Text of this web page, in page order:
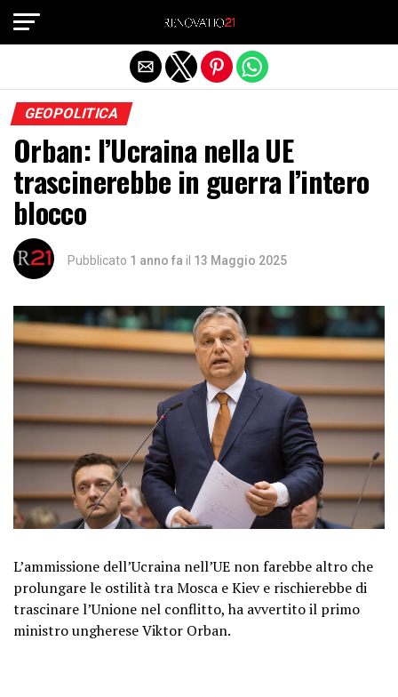
GEOPOLITICA
Orban: l’Ucraina nella UE
trascinerebbe in guerra l’intero
blocco
Pubblicato 1 anno fa il 13 Maggio 2025
L’ammissione dell’Ucraina nell’UE non farebbe altro che
prolungare le ostilità tra Mosca e Kiev e rischierebbe di
trascinare l’Unione nel conflitto, ha avvertito il primo
ministro ungherese Viktor Orban.
Exit mobile version